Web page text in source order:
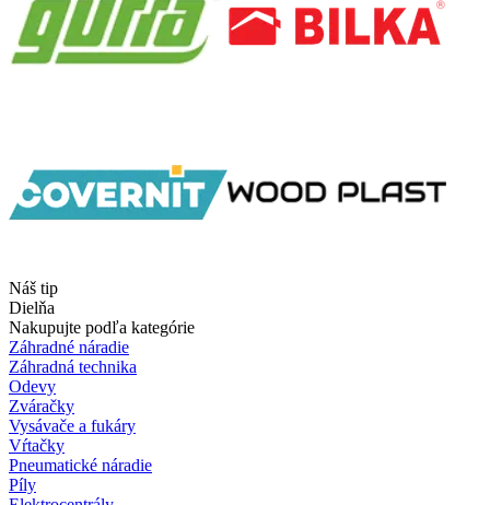
Náš tip
Dielňa
Nakupujte podľa kategórie
Záhradné náradie
Záhradná technika
Odevy
Zváračky
Vysávače a fukáry
Vŕtačky
Pneumatické náradie
Píly